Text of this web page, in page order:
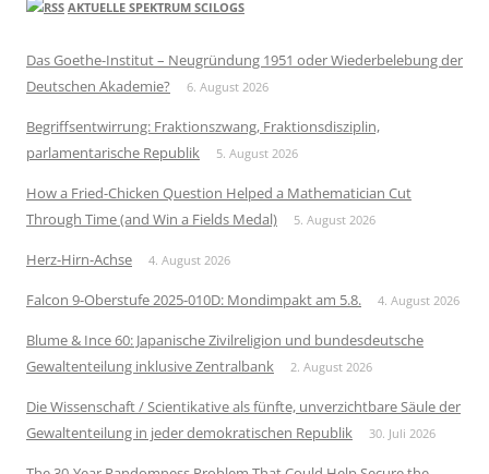
AKTUELLE SPEKTRUM SCILOGS
Das Goethe-Institut – Neugründung 1951 oder Wiederbelebung der
Deutschen Akademie?
6. August 2026
Begriffsentwirrung: Fraktionszwang, Fraktionsdisziplin,
parlamentarische Republik
5. August 2026
How a Fried-Chicken Question Helped a Mathematician Cut
Through Time (and Win a Fields Medal)
5. August 2026
Herz-Hirn-Achse 4. August 2026
Falcon 9-Oberstufe 2025-010D: Mondimpakt am 5.8. 4. August 2026
Blume & Ince 60: Japanische Zivilreligion und bundesdeutsche
Gewaltenteilung inklusive Zentralbank
2. August 2026
Die Wissenschaft / Scientikative als fünfte, unverzichtbare Säule der
Gewaltenteilung in jeder demokratischen Republik
30. Juli 2026